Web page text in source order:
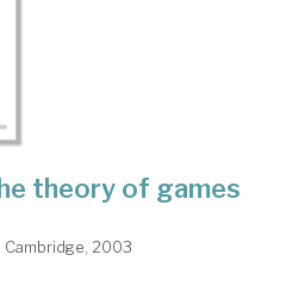
theory of games
Cambridge, 2003